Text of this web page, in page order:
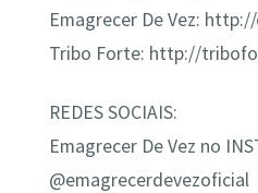
Emagrecer De Vez:
Tribo Forte: http://
REDES SOCIAIS:
Emagrecer De Vez no
@emagrecerdevezoficial